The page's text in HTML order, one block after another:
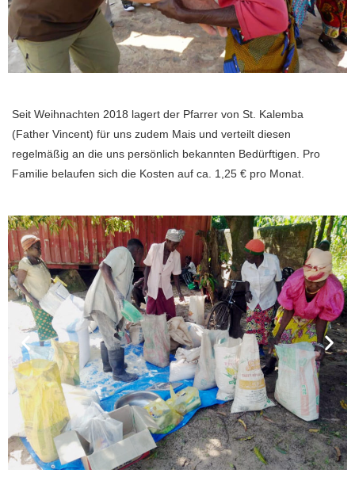
Seit Weihnachten 2018 lagert der Pfarrer von St. Kalemba
(Father Vincent) für uns zudem Mais und verteilt diesen
regelmäßig an die uns persönlich bekannten Bedürftigen. Pro
Familie belaufen sich die Kosten auf ca. 1,25 € pro Monat.